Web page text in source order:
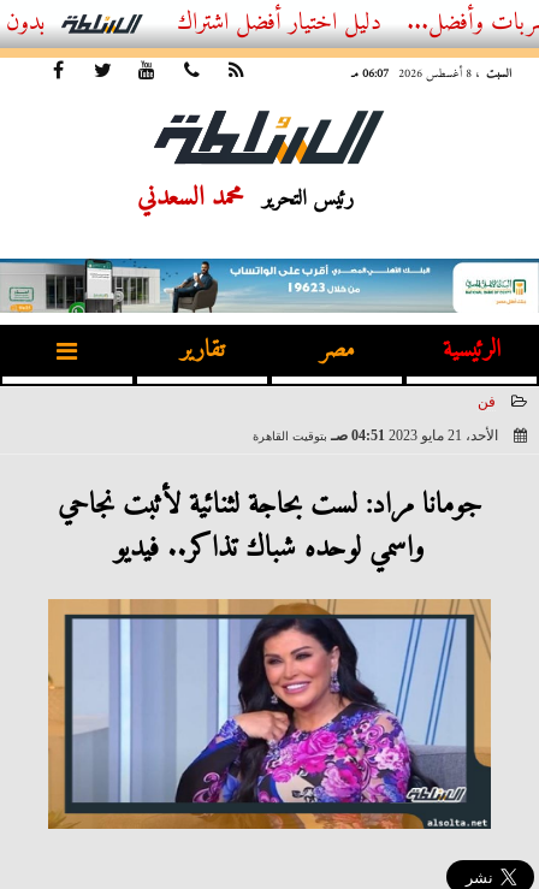
أفضل اشتراك IPTV بدون تقطيع 2026 – دليل المشاهد العصري
السبت ، 8 أغسطس 2026 06:07 مـ
رئيس التحرير محمد السعدني
الرئيسية مصر تقارير
فن
الأحد، 21 مايو 2023
04:51 صـ بتوقيت القاهرة
جومانا مراد: لست بحاجة لثنائية لأثبت نجاحي
واسمي لوحده شباك تذاكر.. فيديو